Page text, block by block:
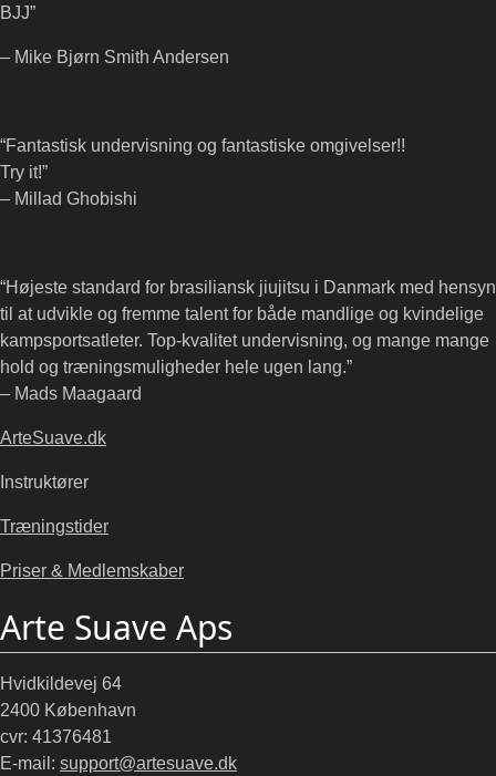
BJJ”
– Mike Bjørn Smith Andersen
“Fantastisk undervisning og fantastiske omgivelser!!
Try it!”
– Millad Ghobishi
“Højeste standard for brasiliansk jiujitsu i Danmark med hensyn
til at udvikle og fremme talent for både mandlige og kvindelige
kampsportsatleter. Top-kvalitet undervisning, og mange mange
hold og træningsmuligheder hele ugen lang.”
– Mads Maagaard
ArteSuave.dk
Instruktører
Træningstider
Priser & Medlemskaber
Arte Suave Aps
Hvidkildevej 64
2400 København
cvr: 41376481
E-mail: support@artesuave.dk